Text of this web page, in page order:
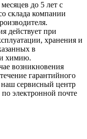
до 5 лет с
склада компании
действует при
хранения и
в
и химию.
возникновения
гарантийного
наш сервисный центр
электронной почте